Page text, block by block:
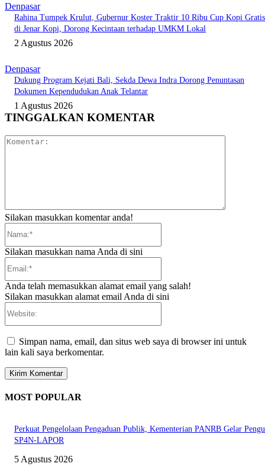
Denpasar
Rahina Tumpek Krulut, Gubernur Koster Traktir 10 Ribu Cup Kopi Gratis
di Jenar Kopi, Dorong Kecintaan terhadap UMKM Lokal
2 Agustus 2026
Denpasar
Dukung Program Kejati Bali, Sekda Dewa Indra Dorong Penuntasan
Dokumen Kependudukan Anak Telantar
1 Agustus 2026
TINGGALKAN KOMENTAR
Silakan masukkan komentar anda!
Silakan masukkan nama Anda di sini
Anda telah memasukkan alamat email yang salah!
Silakan masukkan alamat email Anda di sini
Simpan nama, email, dan situs web saya di browser ini untuk
lain kali saya berkomentar.
MOST POPULAR
Perkuat Pengelolaan Pengaduan Publik, Kementerian PANRB Gelar
SP4N-LAPOR
5 Agustus 2026